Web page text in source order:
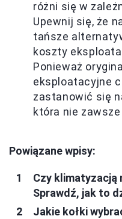
różni się w
Upewnij się, że
tańsze
koszty
Ponieważ
eksploatacyjne
zastanowić się
która nie
Powiązane wpisy:
Czy klimatyzacją
Sprawdź, jak to
Jakie kołki